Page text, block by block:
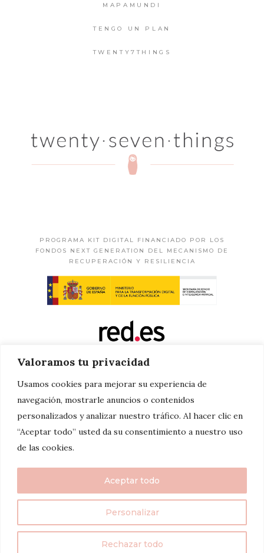
Valoramos tu privacidad
Usamos cookies para mejorar su experiencia de
navegación, mostrarle anuncios o contenidos
personalizados y analizar nuestro tráfico. Al hacer clic en
“Aceptar todo” usted da su consentimiento a nuestro uso
de las cookies.
Personalizar
Rechazar todo
Aceptar todo
MAPAMUNDI
TENGO UN PLAN
TWENTY7THINGS
PROGRAMA KIT DIGITAL FINANCIADO POR LOS
FONDOS NEXT GENERATION DEL MECANISMO DE
RECUPERACIÓN Y RESILIENCIA